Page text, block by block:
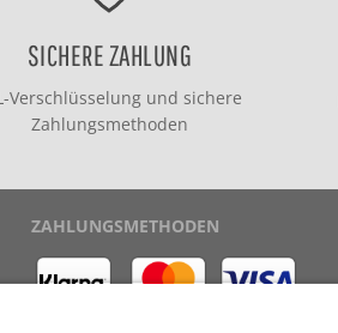
SICHERE ZAHLUNG
Verschlüsselung und sichere
Zahlungsmethoden
ZAHLUNGSMETHODEN